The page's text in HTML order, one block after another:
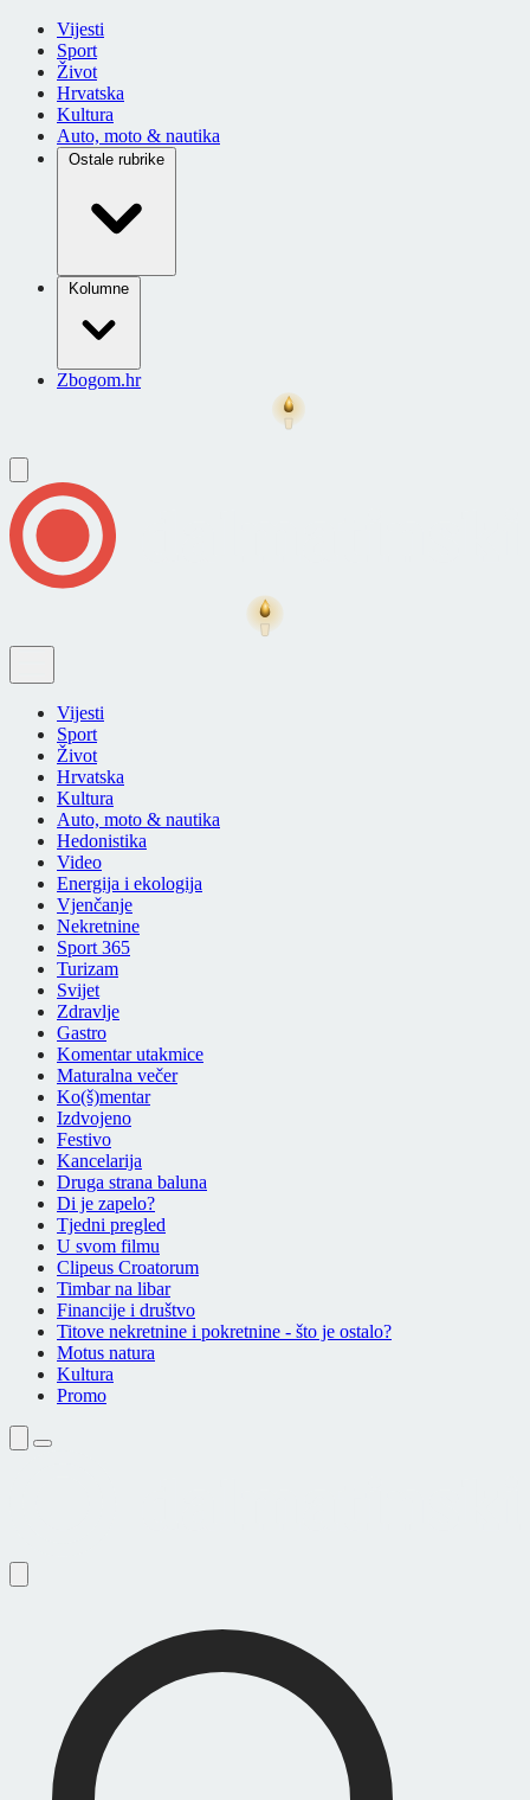
Vijesti
Sport
Život
Hrvatska
Kultura
Auto, moto & nautika
Ostale rubrike
Kolumne
Zbogom.hr
Vijesti
Sport
Život
Hrvatska
Kultura
Auto, moto & nautika
Hedonistika
Video
Energija i ekologija
Vjenčanje
Nekretnine
Sport 365
Turizam
Svijet
Zdravlje
Gastro
Komentar utakmice
Maturalna večer
Ko(š)mentar
Izdvojeno
Festivo
Kancelarija
Druga strana baluna
Di je zapelo?
Tjedni pregled
U svom filmu
Clipeus Croatorum
Timbar na libar
Financije i društvo
Titove nekretnine i pokretnine - što je ostalo?
Motus natura
Kultura
Promo